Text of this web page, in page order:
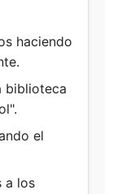
haciendo
biblioteca
el
a los